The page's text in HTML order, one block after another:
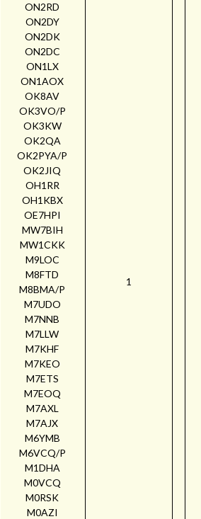
ON2RD
ON2DY
ON2DK
ON2DC
ON1LX
ON1AOX
OK8AV
OK3VO/P
OK3KW
OK2QA
OK2PYA/P
OK2JIQ
OH1RR
OH1KBX
OE7HPI
MW7BIH
MW1CKK
M9LOC
M8FTD
M8BMA/P
M7UDO
M7NNB
M7LLW
M7KHF
M7KEO
M7ETS
M7EOQ
M7AXL
M7AJX
M6YMB
M6VCQ/P
M1DHA
M0VCQ
M0RSK
M0AZI
1